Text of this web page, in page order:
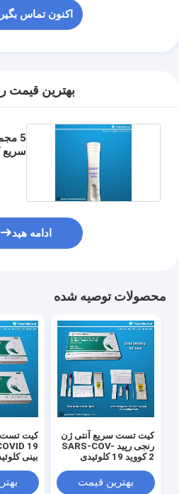
اکنون تماس
بهترين قيمت
5
ادامه هید
محصولات توصیه شده
کیت تست سریع آنتی ژن
رنجی رپید SARS-COV-
2 کووید 19 کلوئیدی
بهترین قیمت
کیت تست